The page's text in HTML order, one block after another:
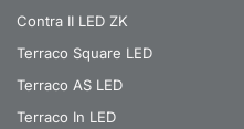
Contra II LED ZK
Terraco Square LED
Terraco AS LED
Terraco In LED